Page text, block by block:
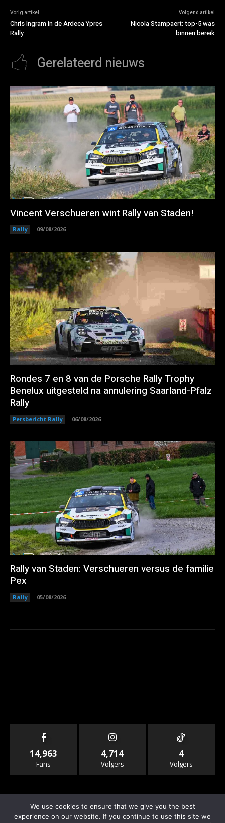
Vorig artikel
Chris Ingram in de Ardeca Ypres
Rally
Volgend artikel
Nicola Stampaert: top-5 was
binnen bereik
Gerelateerd nieuws
Vincent Verschueren wint Rally van Staden!
Rally 09/08/2026
Rondes 7 en 8 van de Porsche Rally Trophy
Benelux uitgesteld na annulering Saarland-Pfalz
Rally
Persbericht Rally 06/08/2026
Rally van Staden: Verschueren versus de familie
Pex
Rally 05/08/2026
14,963
Fans
4,714
Volgers
4
Volgers
We use cookies to ensure that we give you the best
experience on our website. If you continue to use this site we